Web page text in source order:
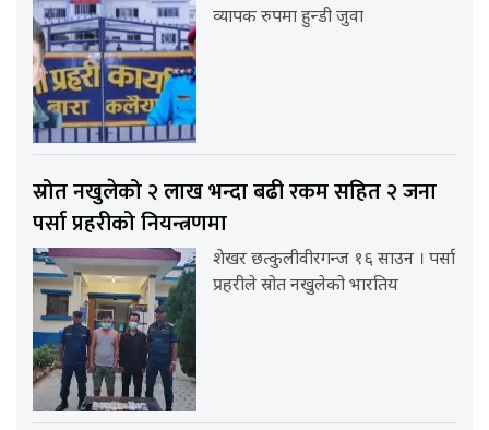
व्यापक रुपमा हुन्डी जुवा
स्रोत नखुलेको २ लाख भन्दा बढी रकम सहित २ जना
पर्सा प्रहरीको नियन्त्रणमा
शेखर छत्कुलीवीरगन्ज १६ साउन । पर्सा
प्रहरीले स्रोत नखुलेको भारतिय